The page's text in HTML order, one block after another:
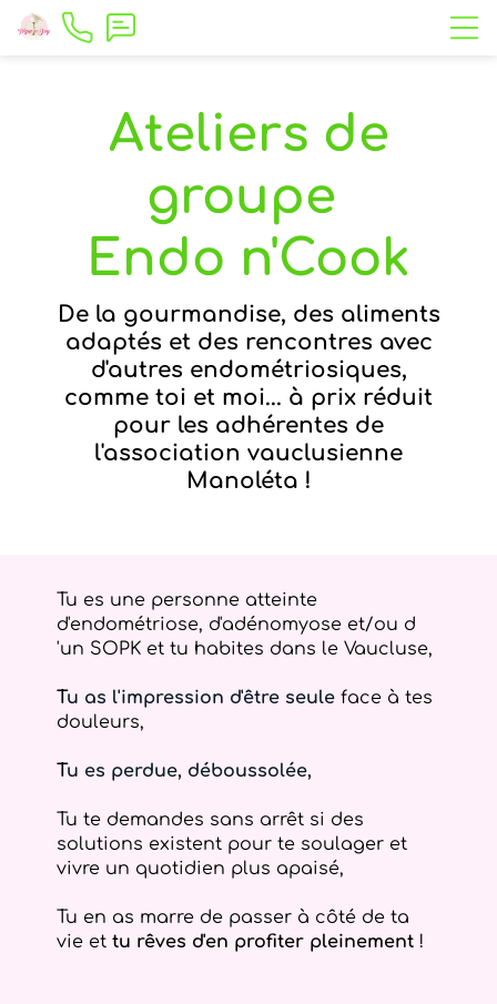
Ateliers de
groupe
Endo n'Cook
De la gourmandise, des aliments
adaptés et des rencontres avec
d'autres endométriosiques,
comme toi et moi... à prix réduit
pour les adhérentes de
l'association vauclusienne
Manoléta !
Tu es une personne atteinte
d'endométriose, d'adénomyose et/ou d
'un SOPK et tu habites dans le Vaucluse,
Tu as l'impression d'être seule face à tes
douleurs,
Tu es perdue, déboussolée,
Tu te demandes sans arrêt si des
solutions existent pour te soulager et
vivre un quotidien plus apaisé,
Tu en as marre de passer à côté de ta
vie et tu rêves d'en profiter pleinement !